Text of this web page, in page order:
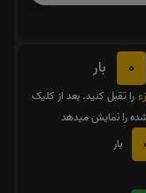
0 بار
را تقبل کنید. بعد از کلیک
را نمایش میدهد
بار